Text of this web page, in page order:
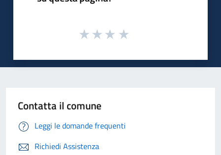
Contatta il comune
Leggi le domande frequenti
Richiedi Assistenza